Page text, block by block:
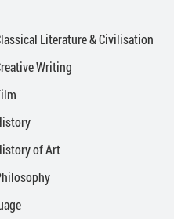
Literature & Civilisation
Writing
of Art